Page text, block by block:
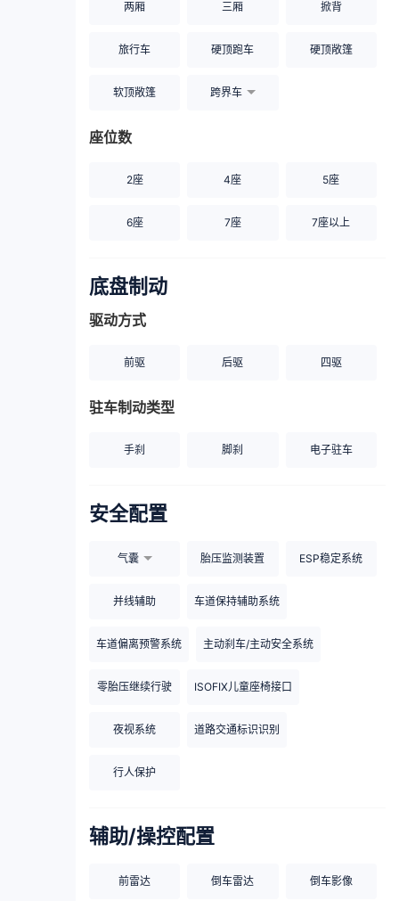
两厢 三厢 掀背
旅行车 硬顶跑车 硬顶敞篷
软顶敞篷 跨界车
座位数
2座 4座 5座
6座 7座 7座以上
底盘制动
驱动方式
前驱 后驱 四驱
驻车制动类型
手刹 脚刹 电子驻车
安全配置
气囊 胎压监测装置 ESP稳定系统
并线辅助 车道保持辅助系统
车道偏离预警系统 主动刹车/主动安全系统
零胎压继续行驶 ISOFIX儿童座椅接口
夜视系统 道路交通标识识别
行人保护
辅助/操控配置
前雷达 倒车雷达 倒车影像